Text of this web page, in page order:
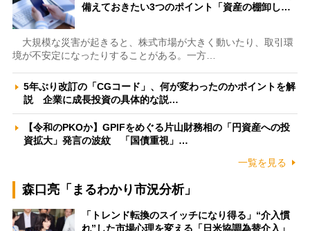
備えておきたい3つのポイント「資産の棚卸し…
大規模な災害が起きると、株式市場が大きく動いたり、取引環
境が不安定になったりすることがある。一方…
5年ぶり改訂の「CGコード」、何が変わったのかポイントを解
説 企業に成長投資の具体的な説…
【令和のPKOか】GPIFをめぐる片山財務相の「円資産への投
資拡大」発言の波紋 「国債重視」…
一覧を見る
森口亮「まるわかり市況分析」
「トレンド転換のスイッチになり得る」“介入慣
れ”した市場心理を変える「日米協調為替介入」